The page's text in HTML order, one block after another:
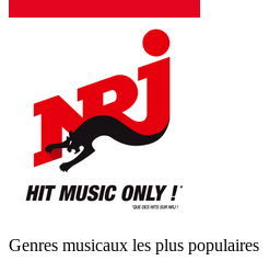
Genres musicaux les plus populaires